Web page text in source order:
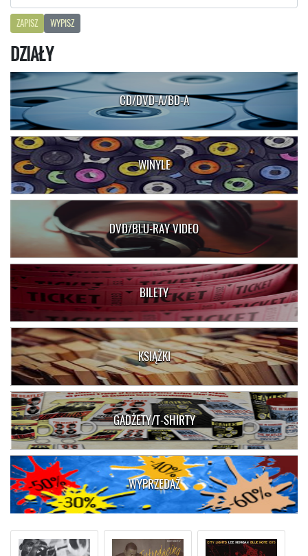
ZAPISZ WYPISZ
DZIAŁY
CD/DVD-A/BD-A
WINYLE
DVD/BLU-RAY VIDEO
BILETY
KSIĄŻKI
GADŻETY/T-SHIRTY
WYPRZEDAŻ